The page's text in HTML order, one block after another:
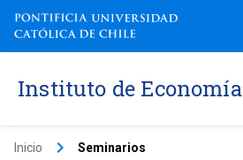
Instituto de Economía
Inicio keyboard_arrow_right Seminarios